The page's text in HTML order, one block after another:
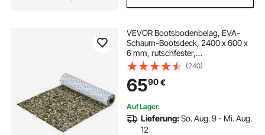
VEVOR Bootsbodenbelag, EVA-
Schaum-Bootsdeck, 2400 x 600 x
6 mm, rutschfester,
selbstklebender Bodenbelag,
28800 cm², 2 Rollen Marineteppich
für Boote, Yachten, Pontons,
Kajakdecks
(240)
6590€
Auf Lager.
Lieferung:So. Aug. 9 - Mi. Aug.
12